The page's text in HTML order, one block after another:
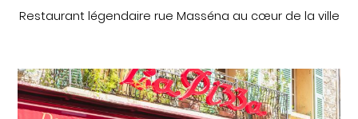
Restaurant légendaire rue Masséna au cœur de la ville